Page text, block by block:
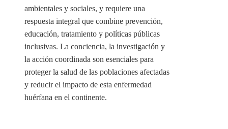
ambientales y sociales, y requiere una
respuesta integral que combine prevención,
educación, tratamiento y políticas públicas
inclusivas. La conciencia, la investigación y
la acción coordinada son esenciales para
proteger la salud de las poblaciones afectadas
y reducir el impacto de esta enfermedad
huérfana en el continente.